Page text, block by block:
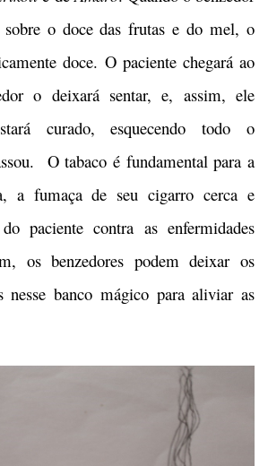
o doce das frutas e do mel, o
doce. O paciente chegará ao
o deixará sentar, e, assim, ele
curado, esquecendo todo o
O tabaco é fundamental para a
a fumaça de seu cigarro cerca e
paciente contra as enfermidades
os benzedores podem deixar os
nesse banco mágico para aliviar as